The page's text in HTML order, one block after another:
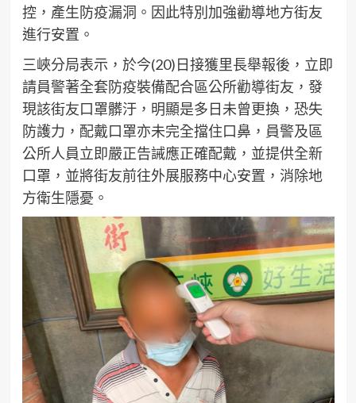
控，產生防疫漏洞。因此特別加強勸導地方街友
進行安置。
三峽分局表示，於今(20)日接獲里長舉報後，立即
請員警著全套防疫裝備配合區公所勸導街友，發
現該街友口罩髒汙，明顯是多日未曾更換，恐失
防護力，配戴口罩亦未完全擋住口鼻，員警及區
公所人員立即嚴正告誡應正確配戴，並提供全新
口罩，並將街友前往外展服務中心安置，消除地
方衛生隱憂。